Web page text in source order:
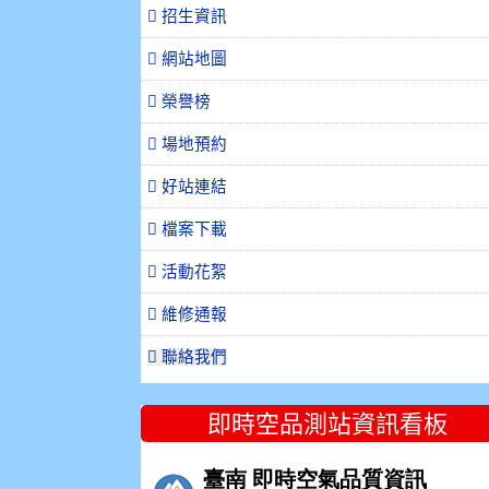
招生資訊
網站地圖
榮譽榜
場地預約
好站連結
檔案下載
活動花絮
維修通報
聯絡我們
即時空品測站資訊看板